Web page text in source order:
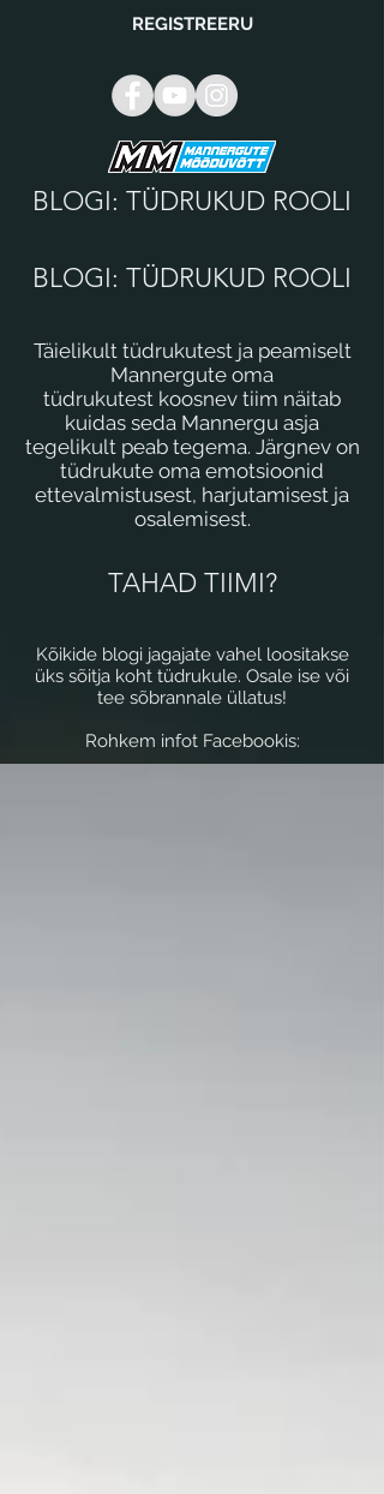
REGISTREERU
BLOGI: TÜDRUKUD ROOLI
BLOGI: TÜDRUKUD ROOLI
Täielikult tüdrukutest ja peamiselt
Mannergute oma
tüdrukutest koosnev tiim näitab
kuidas seda Mannergu asja
tegelikult peab tegema. Järgnev on
tüdrukute oma emotsioonid
ettevalmistusest, harjutamisest ja
osalemisest.
TAHAD TIIMI?
Kõikide blogi jagajate vahel loositakse
üks sõitja koht tüdrukule. Osale ise või
tee sõbrannale üllatus!
Rohkem infot Facebookis: